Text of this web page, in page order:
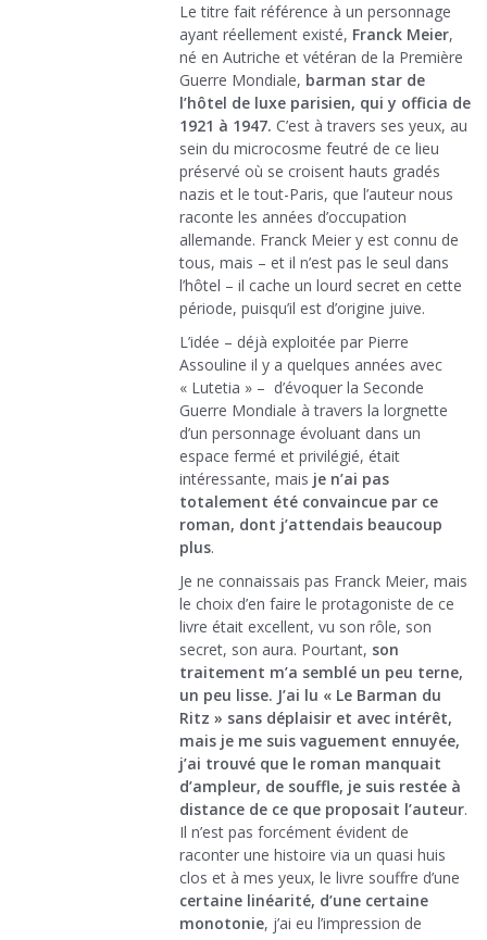
Le titre fait référence à un personnage
ayant réellement existé, Franck Meier,
né en Autriche et vétéran de la Première
Guerre Mondiale, barman star de
l’hôtel de luxe parisien, qui y officia de
1921 à 1947. C’est à travers ses yeux, au
sein du microcosme feutré de ce lieu
préservé où se croisent hauts gradés
nazis et le tout-Paris, que l’auteur nous
raconte les années d’occupation
allemande. Franck Meier y est connu de
tous, mais – et il n’est pas le seul dans
l’hôtel – il cache un lourd secret en cette
période, puisqu’il est d’origine juive.
L’idée – déjà exploitée par Pierre
Assouline il y a quelques années avec
« Lutetia » – d’évoquer la Seconde
Guerre Mondiale à travers la lorgnette
d’un personnage évoluant dans un
espace fermé et privilégié, était
intéressante, mais je n’ai pas
totalement été convaincue par ce
roman, dont j’attendais beaucoup
plus.
Je ne connaissais pas Franck Meier, mais
le choix d’en faire le protagoniste de ce
livre était excellent, vu son rôle, son
secret, son aura. Pourtant, son
traitement m’a semblé un peu terne,
un peu lisse. J’ai lu « Le Barman du
Ritz » sans déplaisir et avec intérêt,
mais je me suis vaguement ennuyée,
j’ai trouvé que le roman manquait
d’ampleur, de souffle, je suis restée à
distance de ce que proposait l’auteur.
Il n’est pas forcément évident de
raconter une histoire via un quasi huis
clos et à mes yeux, le livre souffre d’une
certaine linéarité, d’une certaine
monotonie, j’ai eu l’impression de